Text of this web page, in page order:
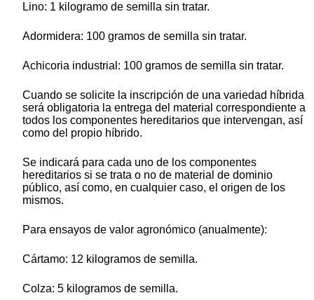
Lino: 1 kilogramo de semilla sin tratar.
Adormidera: 100 gramos de semilla sin tratar.
Achicoria industrial: 100 gramos de semilla sin tratar.
Cuando se solicite la inscripción de una variedad híbrida
será obligatoria la entrega del material correspondiente a
todos los componentes hereditarios que intervengan, así
como del propio híbrido.
Se indicará para cada uno de los componentes
hereditarios si se trata o no de material de dominio
público, así como, en cualquier caso, el origen de los
mismos.
Para ensayos de valor agronómico (anualmente):
Cártamo: 12 kilogramos de semilla.
Colza: 5 kilogramos de semilla.